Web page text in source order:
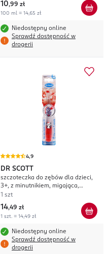
10,99 zł
100 ml = 14,65 zł
Niedostępny online
Sprawdź dostępność w
drogerii
4,9
DR SCOTT
szczoteczka do zębów dla dzieci,
3+, z minutnikiem, migająca,
kryształkowa, Soft, różne wzory
1 szt
14,49 zł
1 szt. = 14,49 zł
Niedostępny online
Sprawdź dostępność w
drogerii